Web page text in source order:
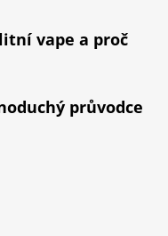
vape a proč
průvodce